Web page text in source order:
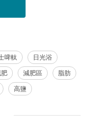
啤軚
日光浴
減肥區
脂肪
高鹽